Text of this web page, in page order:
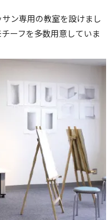
ン専用の教室を設けまし
ーフを多数用意していま